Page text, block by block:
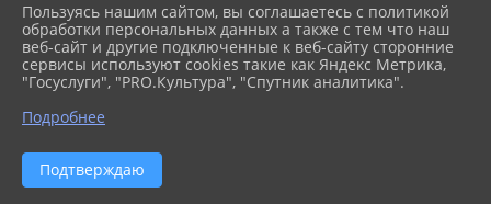
Пользуясь нашим сайтом, вы соглашаетесь с политикой
обработки персональных данных а также с тем что наш
веб-сайт и другие подключенные к веб-сайту сторонние
сервисы используют cookies такие как Яндекс Метрика,
"Госуслуги", "PRO.Культура", "Спутник аналитика".
Подробнее
Подтверждаю